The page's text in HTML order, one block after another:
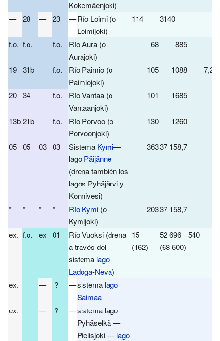
Kokemäenjoki)
—
28 — 23 —Río Loimi (o
Loimijoki)
114 3140
f.o. f.o. f.o.
Río Aura (o
Aurajoki)
68 885
19 31b f.o.
Río Paimio (o
Paimiojoki)
105 1088 7,2
20 34 f.o.
Río Vantaa (o
Vantaanjoki)
101 1685
13b21b f.o.
Río Porvoo (o
Porvoonjoki)
130 1260
05 05 03 03 Sistema Kymi—
lago Päijänne
(drena también los
lagos Pyhäjärvi y
Konnivesi)
36337 158,7
* * * * Río Kymi (o
Kymijoki)
20337 158,7
ex. f.o. ex 01
Río Vuoksi (drena
a través del
sistema lago
Ladoga-Neva)
15
(162)
52 696
(68 500)
540
ex. — ? —sistema lago
Saimaa
ex. — ? —sistema lago
Pyhäselkä —
Pielisjoki —lago